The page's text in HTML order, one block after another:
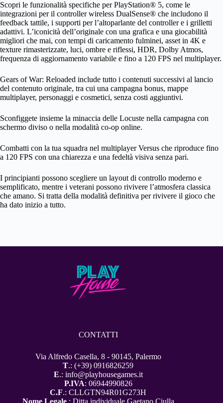
Scopri le funzionalità specifiche per PlayStation® 5, come le
integrazioni per il controller wireless DualSense® che includono il
feedback tattile, i supporti per l’altoparlante del controller e i grilletti
adattivi. L’iconicità dell’originale con una grafica e una giocabilità
migliori che mai, con tempi di caricamento fulminei, asset in 4K e
texture rimasterizzate, luci, ombre e riflessi, HDR, Dolby Atmos,
frequenza di aggiornamento variabile e fino a 120 FPS nel multiplayer.
Gears of War: Reloaded include tutto i contenuti successivi al lancio
del contenuto originale, tra cui una campagna bonus, mappe
multiplayer, personaggi e cosmetici, senza costi aggiuntivi.
Sconfiggete insieme la minaccia delle Locuste nella campagna con
schermo diviso o nella modalità co-op online.
Combatti con la tua squadra nel multiplayer Versus che riproduce fino
a 120 FPS con una chiarezza e una fedeltà visiva senza pari.
I principianti possono scegliere un layout di controllo moderno e
semplificato, mentre i veterani possono rivivere l’atmosfera classica
che amano. Si tratta della modalità definitiva per rivivere il gioco che
ha dato inizio a tutto.
CONTATTI
Via Alfredo Casella, 8 - 90145, Palermo
T.: (+39) 0916826259
E.: info@playhousegames.it
P.IVA: 06944990826
C.F.: CLLGTN94R01G273H